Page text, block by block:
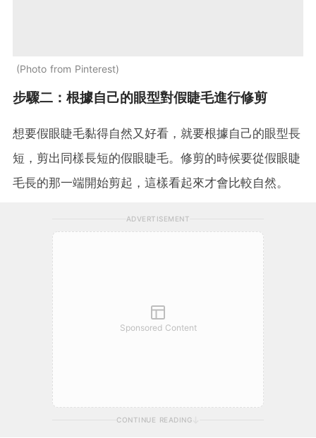
Photo from Pinterest
步驟二：根據自己的眼型對假睫毛進行修剪
想要假眼睫毛黏得自然又好看，就要根據自己的眼型長
短，剪出同樣長短的假眼睫毛。修剪的時候要從假眼睫
毛長的那一端開始剪起，這樣看起來才會比較自然。
ADVERTISEMENT
Sponsored Content
CONTINUE READING